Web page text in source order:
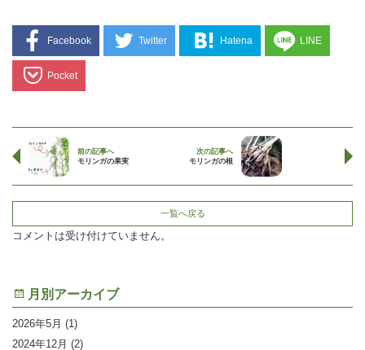
Facebook Twitter Hatena LINE
Pocket
前の記事へ
モリンガの果実
次の記事へ
モリンガの根
一覧へ戻る
コメントは受け付けていません。
月別アーカイブ
2026年5月 (1)
2024年12月 (2)